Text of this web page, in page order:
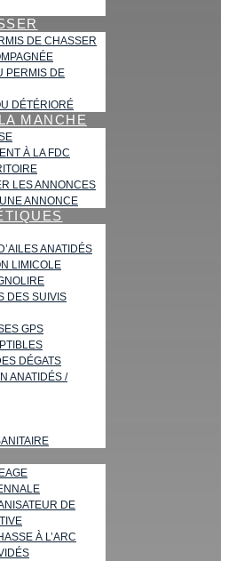
DE CHASSER
PERMIS DE
DÉTÉRIORÉ
MANCHE
À LA FDC
LES ANNONCES
ANNONCE
ANATIDÉS
LIMICOLE
DES SUIVIS
GPS
DÉGATS
ANATIDÉS /
DE
À L’ARC